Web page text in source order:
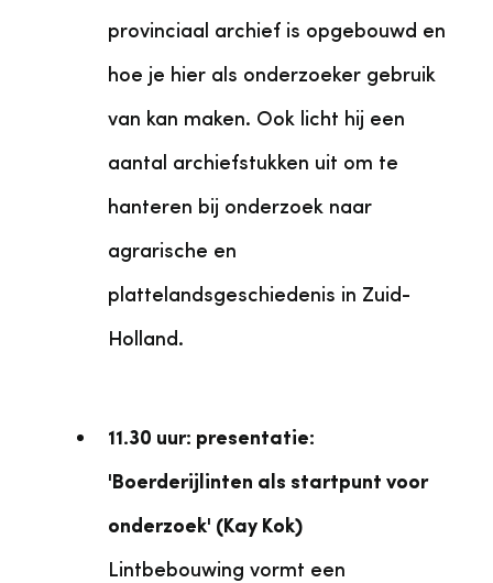
provinciaal archief is opgebouwd en
hoe je hier als onderzoeker gebruik
van kan maken. Ook licht hij een
aantal archiefstukken uit om te
hanteren bij onderzoek naar
agrarische en
plattelandsgeschiedenis in Zuid-
Holland.
11.30 uur: presentatie:
'Boerderijlinten als startpunt voor
onderzoek' (Kay Kok)
Lintbebouwing vormt een